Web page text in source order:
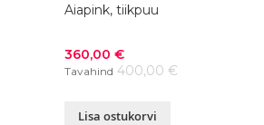
Aiapink, tiikpuu
Soodushind
360,00 €
Tavahind 400,00 €
Lisa ostukorvi